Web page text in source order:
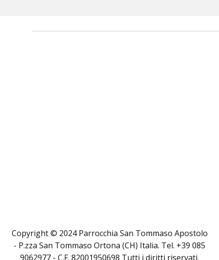
Copyright © 2024 Parrocchia San Tommaso Apostolo
- P.zza San Tommaso Ortona (CH) Italia. Tel. +39 085
9062977 - C.F. 82001950698 Tutti i diritti riservati.